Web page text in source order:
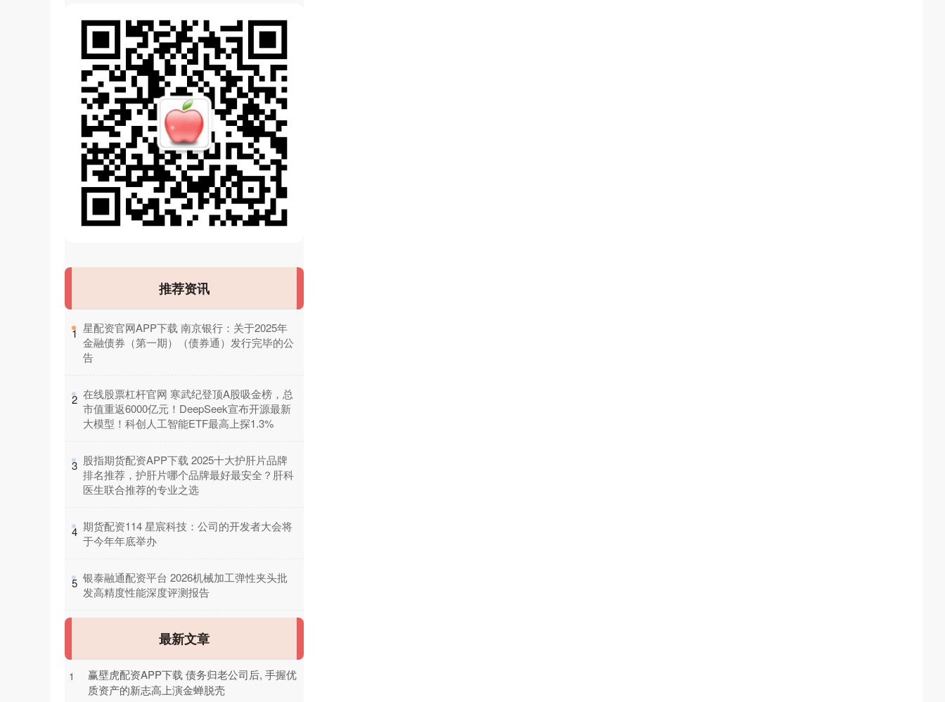
推荐资讯
1 ​星配资官网APP下载 南京银行：关于2025年
金融债券（第一期）（债券通）发行完毕的公
告
2 ​在线股票杠杆官网 寒武纪登顶A股吸金榜，总
市值重返6000亿元！DeepSeek宣布开源最新
大模型！科创人工智能ETF最高上探1.3%
3 ​股指期货配资APP下载 2025十大护肝片品牌
排名推荐，护肝片哪个品牌最好最安全？肝科
医生联合推荐的专业之选
4 ​期货配资114 星宸科技：公司的开发者大会将
于今年年底举办
5 ​银泰融通配资平台 2026机械加工弹性夹头批
发高精度性能深度评测报告
最新文章
1
赢壁虎配资APP下载 债务归老公司后, 手握优
质资产的新志高上演金蝉脱壳